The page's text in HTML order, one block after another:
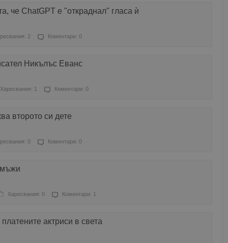
че ChatGPT е "откраднал" гласа ѝ
2 Коментари: 0
Никълъс Еванс
Харесвания: 1 Коментари: 0
второто си дете
0 Коментари: 0
Харесвания: 0 Коментари: 1
актриси в света